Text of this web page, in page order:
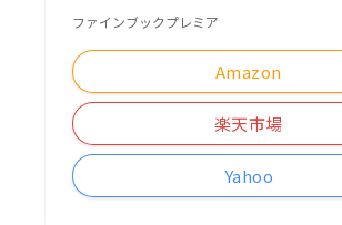
ファインブックプレミア
Amazon
楽天市場
Yahoo